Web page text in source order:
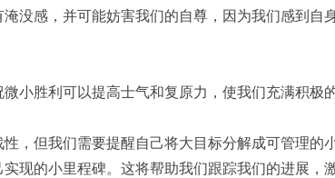
没感，并可能妨害我们的自尊，因为我们感到自
小胜利可以提高士气和复原力，使我们充满积极的
性，但我们需要提醒自己将大目标分解成可管理的
现的小里程碑。这将帮助我们跟踪我们的进展，